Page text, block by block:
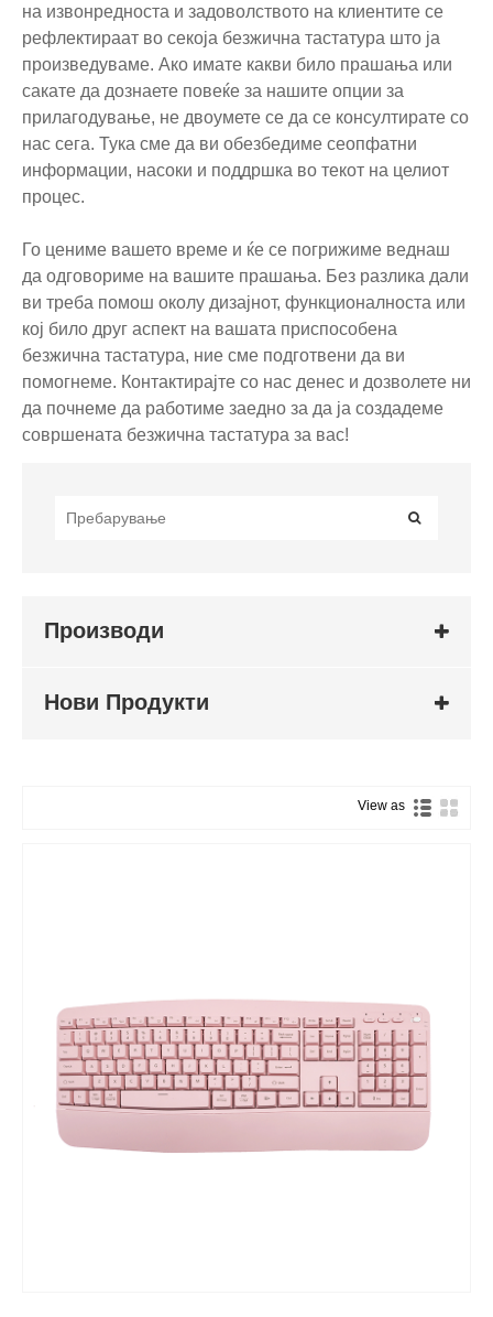
на извонредноста и задоволството на клиентите се
рефлектираат во секоја безжична тастатура што ја
произведуваме. Ако имате какви било прашања или
сакате да дознаете повеќе за нашите опции за
прилагодување, не двоумете се да се консултирате со
нас сега. Тука сме да ви обезбедиме сеопфатни
информации, насоки и поддршка во текот на целиот
процес.
Го цениме вашето време и ќе се погрижиме веднаш
да одговориме на вашите прашања. Без разлика дали
ви треба помош околу дизајнот, функционалноста или
кој било друг аспект на вашата приспособена
безжична тастатура, ние сме подготвени да ви
помогнеме. Контактирајте со нас денес и дозволете ни
да почнеме да работиме заедно за да ја создадеме
совршената безжична тастатура за вас!
Производи
Нови Продукти
View as